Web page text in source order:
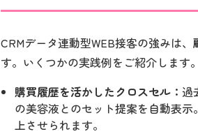
CRMデータ連動型WEB接客の強みは、
す。いくつかの実践例をご紹介します。
購買履歴を活かしたクロスセル： 過
の美容液とのセット提案を自動表
上させられます。